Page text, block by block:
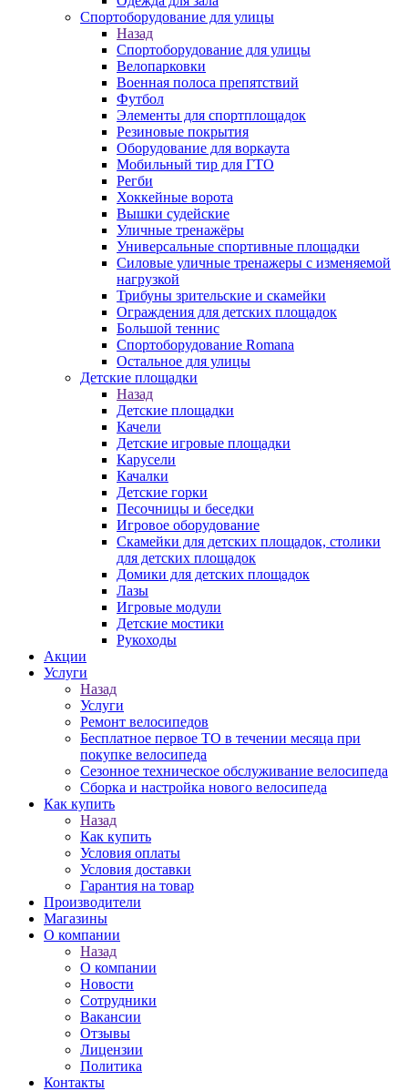
Спортоборудование для улицы
Назад
Спортоборудование для улицы
Велопарковки
Военная полоса препятствий
Футбол
Элементы для спортплощадок
Резиновые покрытия
Оборудование для воркаута
Мобильный тир для ГТО
Регби
Хоккейные ворота
Вышки судейские
Уличные тренажёры
Универсальные спортивные площадки
Силовые уличные тренажеры с изменяемой
нагрузкой
Трибуны зрительские и скамейки
Ограждения для детских площадок
Большой теннис
Спортоборудование Romana
Остальное для улицы
Детские площадки
Назад
Детские площадки
Качели
Детские игровые площадки
Карусели
Качалки
Детские горки
Песочницы и беседки
Игровое оборудование
Скамейки для детских площадок, столики
для детских площадок
Домики для детских площадок
Лазы
Игровые модули
Детские мостики
Рукоходы
Акции
Услуги
Назад
Услуги
Ремонт велосипедов
Бесплатное первое ТО в течении месяца при
покупке велосипеда
Сезонное техническое обслуживание велосипеда
Сборка и настройка нового велосипеда
Как купить
Назад
Как купить
Условия оплаты
Условия доставки
Гарантия на товар
Производители
Магазины
О компании
Назад
О компании
Новости
Сотрудники
Вакансии
Отзывы
Лицензии
Политика
Контакты